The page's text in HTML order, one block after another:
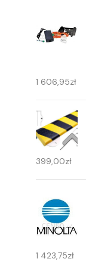
1 606,95zł
399,00zł
1 423,75zł